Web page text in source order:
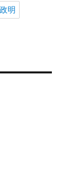
明